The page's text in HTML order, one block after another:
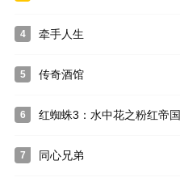
4 牵手人生
5 传奇酒馆
6 红蜘蛛3：水中花之粉红帝国
7 同心兄弟